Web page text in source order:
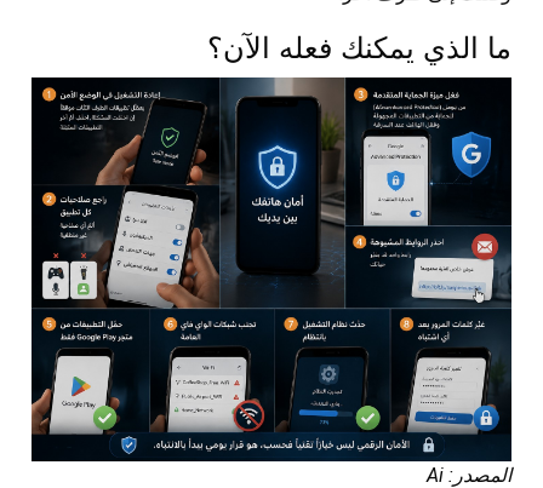
ما الذي يمكنك فعله الآن؟
المصدر: Ai